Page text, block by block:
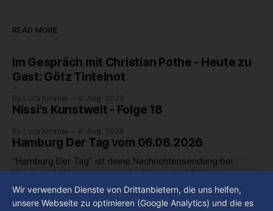
READ MORE
Im Gespräch mit Christian Pothe - Heute zu
Gast: Götz Tintelnot
By Luca Kimmel 6. Aug. 2026
Nissi's Kunstwelt - Folge 18
By Luca Kimmel 6. Aug. 2026
Hamburg Der Tag vom 06.08.2026
“Hamburg Der Tag” ist deine Nachrichtensendung bei
Hamburg 1. Was passiert in der Hansestadt? Was
beschäftigt die Hamburgerinnen und Hamburger? Was steht
in unserer Stadt an? Fragen, die von Montag bis Freitag LIVE
By Luca Kimmel 6. Aug. 2026
Hamburg Der Tag vom 05.08.2026
Wir verwenden Dienste von Drittanbietern, die uns helfen,
unsere Webseite zu optimieren (Google Analytics) und die es